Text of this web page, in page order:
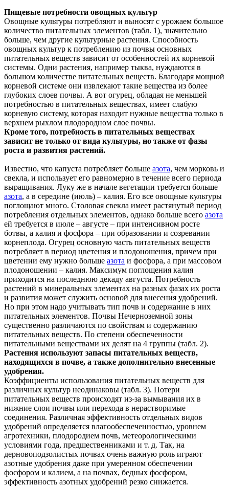
Пищевые потребности овощных культур
Овощные культуры потребляют и выносят с урожаем большое
количество питательных элементов (табл. 1), значительно
больше, чем другие культурные растения. Способность
овощных культур к потреблению из почвы основных
питательных веществ зависит от особенностей их корневой
системы. Одни растения, например тыква, нуждаются в
большом количестве питательных веществ. Благодаря мощной
корневой системе они извлекают такие вещества из более
глубоких слоев почвы. А вот огурец, обладая не меньшей
потребностью в питательных веществах, имеет слабую
корневую систему, которая находит нужные вещества только в
верхнем рыхлом плодородном слое почвы.
Кроме того, потребность в питательных веществах
зависит не только от вида культуры, но также от фазы
роста и развития растений.
Известно, что капуста потребляет больше азота, чем морковь и
свекла, и использует его равномерно в течение всего периода
выращивания. Луку же в начале вегетации требуется больше
азота, а в середине (июль) – калия. Его все овощные культуры
поглощают много. Столовая свекла имеет растянутый период
потребления отдельных элементов, однако больше всего азота
ей требуется в июле – августе – при интенсивном росте
ботвы, а калия и фосфора – при образовании и созревании
корнеплода. Огурец основную часть питательных веществ
потребляет в период цветения и плодоношения, причем при
цветении ему нужно больше азота и фосфора, а при массовом
плодоношении – калия. Максимум поглощения калия
приходится на последнюю декаду августа. Потребность
растений в минеральных элементах на разных фазах их роста
и развития может служить основой для внесения удобрений.
Но при этом надо учитывать тип почв и содержание в них
питательных элементов. Почвы Нечерноземной зоны
существенно различаются по свойствам и содержанию
питательных веществ. По степени обеспеченности
питательными веществами их делят на 4 группы (табл. 2).
Растения используют запасы питательных веществ,
находящихся в почве, а также дополнительно внесенные
удобрения.
Коэффициенты использования питательных веществ для
различных культур неодинаковы (табл. 3). Потери
питательных веществ происходят из-за вымывания их в
нижние слои почвы или перехода в нерастворимые
соединения. Различная эффективность отдельных видов
удобрений определяется влагообеспеченностью, уровнем
агротехники, плодородием почв, метеорологическими
условиями года, предшественниками и т. д. Так, на
дерновоподзолистых почвах очень важную роль играют
азотные удобрения даже при умеренном обеспечении
фосфором и калием, а на почвах, бедных фосфором,
эффективность азотных удобрений резко снижается.